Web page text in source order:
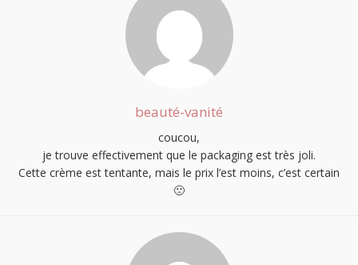
beauté-vanité
coucou,
je trouve effectivement que le packaging est très joli.
Cette crème est tentante, mais le prix l’est moins, c’est certain
🙁